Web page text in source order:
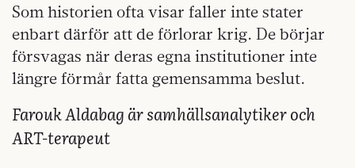
Som historien ofta visar faller inte stater
enbart därför att de förlorar krig. De börjar
försvagas när deras egna institutioner inte
längre förmår fatta gemensamma beslut.
Farouk Aldabag är samhällsanalytiker och
ART-terapeut